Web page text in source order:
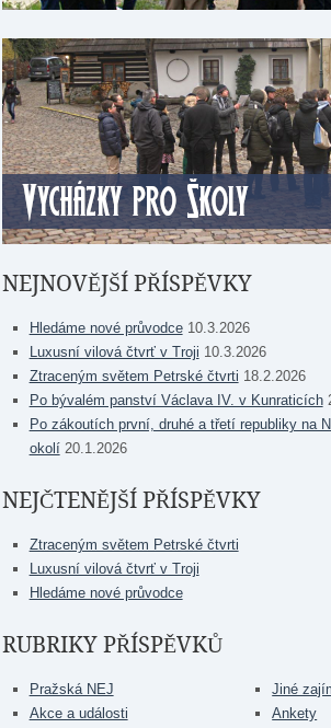
NEJNOVĚJŠÍ PŘÍSPĚVKY
Hledáme nové průvodce 10.3.2026
Luxusní vilová čtvrť v Troji 10.3.2026
Ztraceným světem Petrské čtvrti 18.2.2026
Po bývalém panství Václava IV. v Kunraticích
Po zákoutích první, druhé a třetí republiky na
okolí 20.1.2026
NEJČTENĚJŠÍ PŘÍSPĚVKY
Ztraceným světem Petrské čtvrti
Luxusní vilová čtvrť v Troji
Hledáme nové průvodce
RUBRIKY PŘÍSPĚVKŮ
Pražská NEJ
Akce a události
Jiné
Ankety